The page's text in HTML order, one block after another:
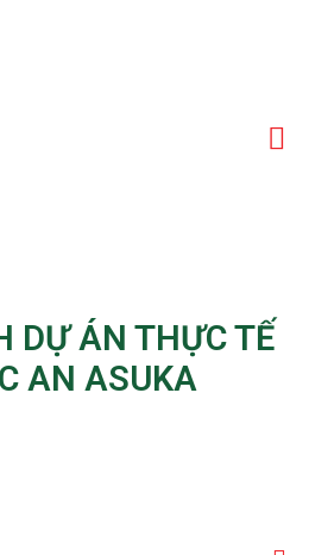
DỰ ÁN THỰC TẾ
AN ASUKA